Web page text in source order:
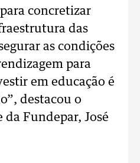
concretizar
das
as condições
para
em educação é
destacou o
Fundepar, José